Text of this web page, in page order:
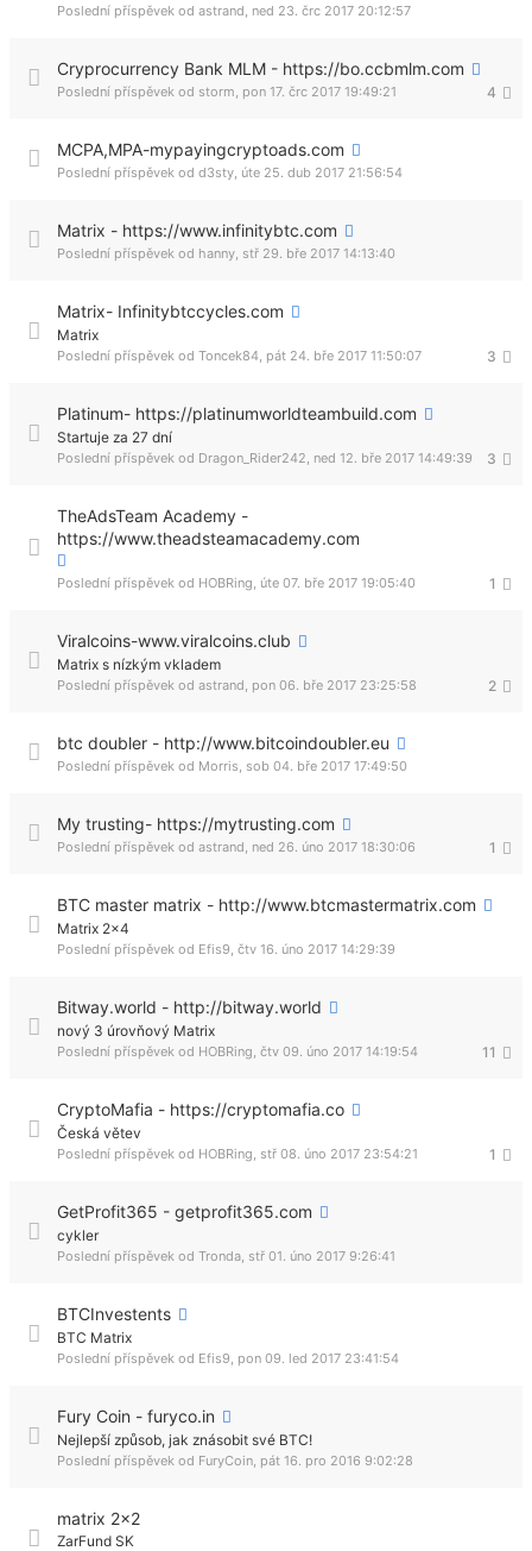
Poslední příspěvek od astrand, ned 23. črc 2017 20:12:57
Cryprocurrency Bank MLM - https://bo.ccbmlm.com
4
Poslední příspěvek od storm, pon 17. črc 2017 19:49:21
MCPA,MPA-mypayingcryptoads.com
Poslední příspěvek od d3sty, úte 25. dub 2017 21:56:54
Matrix - https://www.infinitybtc.com
Poslední příspěvek od hanny, stř 29. bře 2017 14:13:40
Matrix- Infinitybtccycles.com
Matrix
3
Poslední příspěvek od Toncek84, pát 24. bře 2017 11:50:07
Platinum- https://platinumworldteambuild.com
Startuje za 27 dní
3
Poslední příspěvek od Dragon_Rider242, ned 12. bře 2017 14:49:39
TheAdsTeam Academy -
https://www.theadsteamacademy.com
1
Poslední příspěvek od HOBRing, úte 07. bře 2017 19:05:40
Viralcoins-www.viralcoins.club
Matrix s nízkým vkladem
2
Poslední příspěvek od astrand, pon 06. bře 2017 23:25:58
btc doubler - http://www.bitcoindoubler.eu
Poslední příspěvek od Morris, sob 04. bře 2017 17:49:50
My trusting- https://mytrusting.com
1
Poslední příspěvek od astrand, ned 26. úno 2017 18:30:06
BTC master matrix - http://www.btcmastermatrix.com
Matrix 2x4
Poslední příspěvek od Efis9, čtv 16. úno 2017 14:29:39
Bitway.world - http://bitway.world
nový 3 úrovňový Matrix
11
Poslední příspěvek od HOBRing, čtv 09. úno 2017 14:19:54
CryptoMafia - https://cryptomafia.co
Česká větev
1
Poslední příspěvek od HOBRing, stř 08. úno 2017 23:54:21
GetProfit365 - getprofit365.com
cykler
Poslední příspěvek od Tronda, stř 01. úno 2017 9:26:41
BTCInvestents
BTC Matrix
Poslední příspěvek od Efis9, pon 09. led 2017 23:41:54
Fury Coin - furyco.in
Nejlepší způsob, jak znásobit své BTC!
Poslední příspěvek od FuryCoin, pát 16. pro 2016 9:02:28
matrix 2x2
ZarFund SK